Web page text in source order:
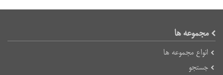
مجموعه ها
انواع مجموعه ها
جستجو